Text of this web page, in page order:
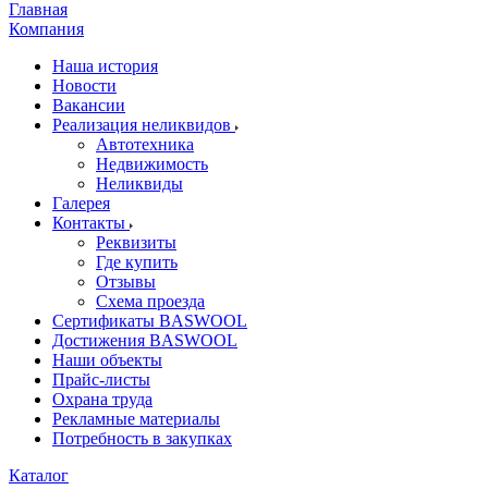
Главная
Компания
Наша история
Новости
Вакансии
Реализация неликвидов
Автотехника
Недвижимость
Неликвиды
Галерея
Контакты
Реквизиты
Где купить
Отзывы
Схема проезда
Сертификаты BASWOOL
Достижения BASWOOL
Наши объекты
Прайс-листы
Охрана труда
Рекламные материалы
Потребность в закупках
Каталог